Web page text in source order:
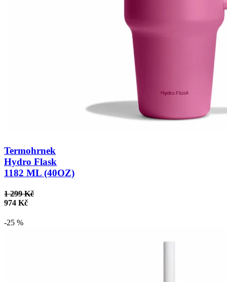
Termohrnek
Hydro Flask
1182 ML (40OZ)
1 299 Kč
974 Kč
-25 %